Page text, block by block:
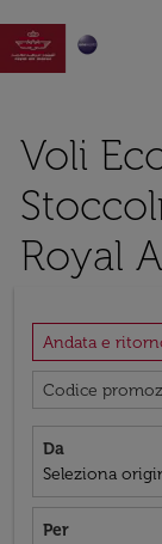

Voli
Royal
Andata e
Codice
Da
Seleziona
Per